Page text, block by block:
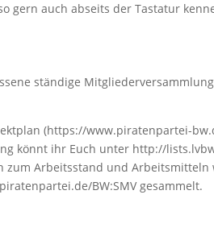
gern auch abseits der Tastatur
ständige
(https://www.piratenpartei-
könnt ihr Euch unter http://
Arbeitsstand und Arbeitsmitteln
BW:SMV gesammelt.